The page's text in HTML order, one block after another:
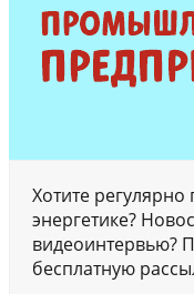
Хотите
энергетике?
видеоинтервью?
бесплатную